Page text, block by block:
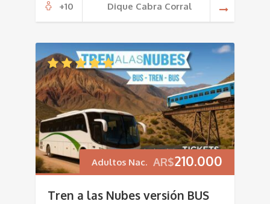
+10 Dique Cabra Corral
Adultos Nac. AR$210.000
Tren a las Nubes versión BUS